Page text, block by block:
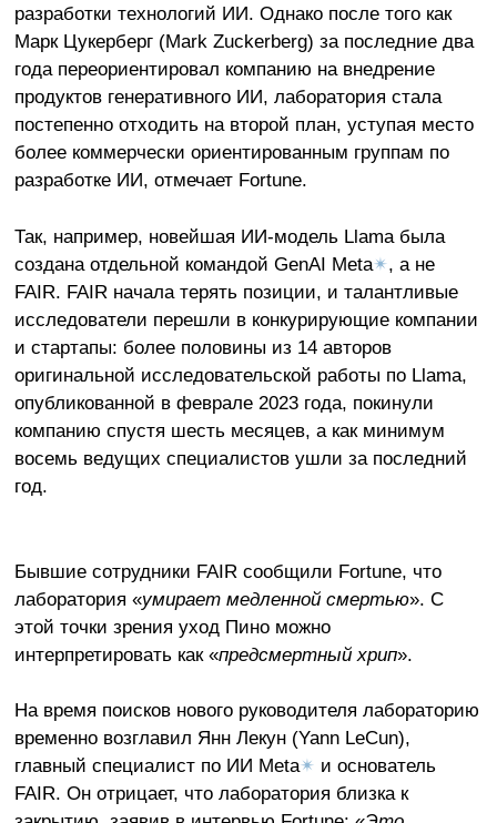
разработки технологий ИИ. Однако после того как
Марк Цукерберг (Mark Zuckerberg) за последние два
года переориентировал компанию на внедрение
продуктов генеративного ИИ, лаборатория стала
постепенно отходить на второй план, уступая место
более коммерчески ориентированным группам по
разработке ИИ, отмечает Fortune.
Так, например, новейшая ИИ-модель Llama была
создана отдельной командой GenAI Meta✴, а не
FAIR. FAIR начала терять позиции, и талантливые
исследователи перешли в конкурирующие компании
и стартапы: более половины из 14 авторов
оригинальной исследовательской работы по Llama,
опубликованной в феврале 2023 года, покинули
компанию спустя шесть месяцев, а как минимум
восемь ведущих специалистов ушли за последний
год.
Бывшие сотрудники FAIR сообщили Fortune, что
лаборатория «умирает медленной смертью». С
этой точки зрения уход Пино можно
интерпретировать как «предсмертный хрип».
На время поисков нового руководителя лабораторию
временно возглавил Янн Лекун (Yann LeCun),
главный специалист по ИИ Meta✴ и основатель
FAIR. Он отрицает, что лаборатория близка к